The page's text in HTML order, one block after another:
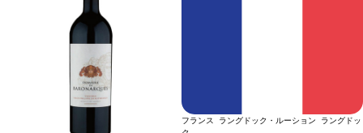
があり価格が同様の場合は自動的に次のヴィンテージに変更されます、ご了承くだ
合う料理
えた魚料理などと好相性葡萄品種
デメテール、EUオーガニック
があり価格が同様の場合は自動的に次のヴィンテージに変更されます、ご了承くだ
フランス ラングドック・ルーション ラングドッ